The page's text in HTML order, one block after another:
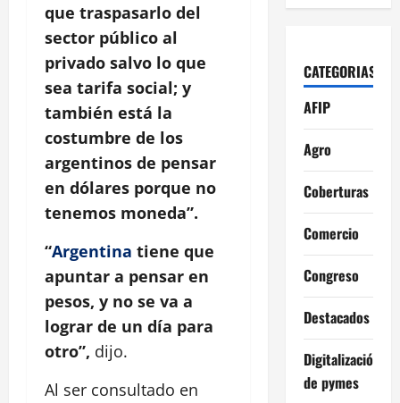
que traspasarlo del
sector público al
privado salvo lo que
sea tarifa social; y
también está la
costumbre de los
argentinos de pensar
en dólares porque no
tenemos moneda”.
“Argentina tiene que
apuntar a pensar en
pesos, y no se va a
lograr de un día para
otro”, dijo.
Al ser consultado en
CATEGORIAS
AFIP
Agro
Coberturas
Comercio
Congreso
Destacados
Digitalización
de pymes